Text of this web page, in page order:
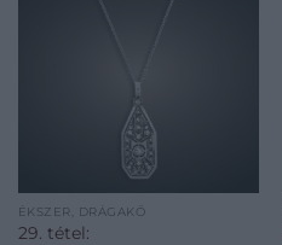
ÉKSZER, DRÁGAKŐ
29. tétel: